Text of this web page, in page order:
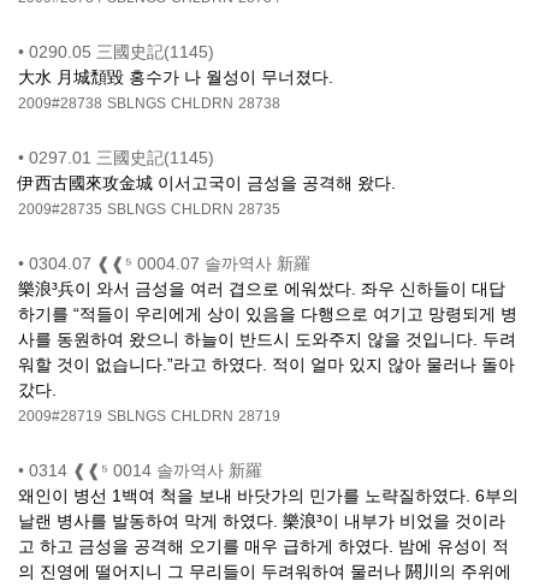
• 0290.05 三國史記(1145)
大水 月城頽毀 홍수가 나 월성이 무너졌다.
2009#28738 SBLNGS CHLDRN 28738
• 0297.01 三國史記(1145)
伊西古國來攻金城 이서고국이 금성을 공격해 왔다.
2009#28735 SBLNGS CHLDRN 28735
• 0304.07 ❰❰⁵ 0004.07 솔까역사 新羅
樂浪³兵이 와서 금성을 여러 겹으로 에워쌌다. 좌우 신하들이 대답
하기를 “적들이 우리에게 상이 있음을 다행으로 여기고 망령되게 병
사를 동원하여 왔으니 하늘이 반드시 도와주지 않을 것입니다. 두려
워할 것이 없습니다.”라고 하였다. 적이 얼마 있지 않아 물러나 돌아
갔다.
2009#28719 SBLNGS CHLDRN 28719
• 0314 ❰❰⁵ 0014 솔까역사 新羅
왜인이 병선 1백여 척을 보내 바닷가의 민가를 노략질하였다. 6부의
날랜 병사를 발동하여 막게 하였다. 樂浪³이 내부가 비었을 것이라
고 하고 금성을 공격해 오기를 매우 급하게 하였다. 밤에 유성이 적
의 진영에 떨어지니 그 무리들이 두려워하여 물러나 閼川의 주위에